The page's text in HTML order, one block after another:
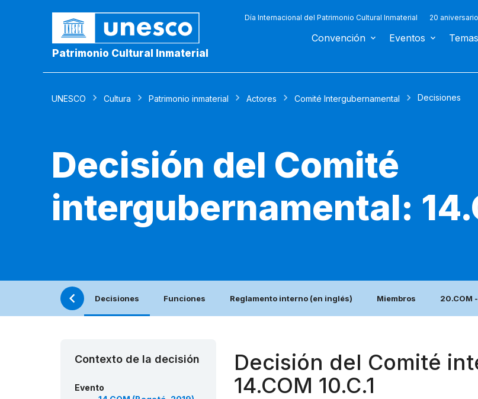
Patrimonio Cultural Inmaterial
Día Internacional del Patrimonio Cultural Inmaterial 20
Convención Eventos Temas
UNESCO Cultura Patrimonio inmaterial Actores Comité Intergubernamental Decisiones
Decisión del Comité
intergubernamental:
Decisiones Funciones Reglamento interno (en inglés) Miembros 20.COM
Contexto de la decisión
Evento
Decisión del Comité
14.COM 10.C.1